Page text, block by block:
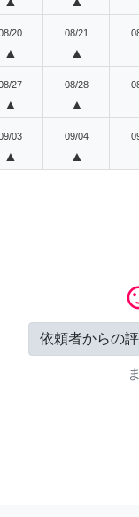
20
▲
08/21
▲
27
▲
08/28
▲
03
▲
09/04
▲
依頼者からの